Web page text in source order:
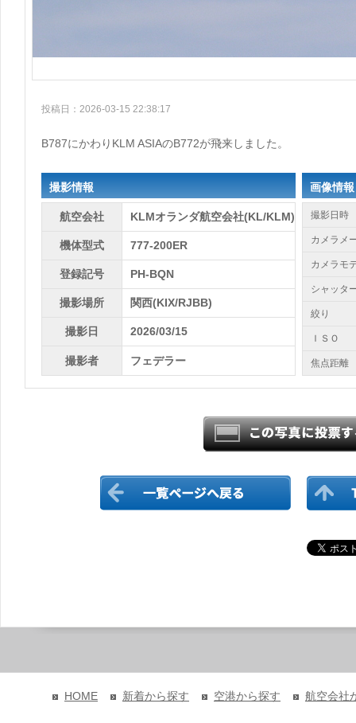
投稿日：2026-03-15 22:38:17
B787にかわりKLM ASIAのB772が飛来しました。
撮影情報
航空会社 KLMオランダ航空会社(KL/KLM)
機体型式 777-200ER
登録記号 PH-BQN
撮影場所 関西(KIX/RJBB)
撮影日 2026/03/15
撮影者 フェデラー
画像情報
撮影日時
カメラメ
カメラモ
シャッタ
絞り
ＩＳＯ
焦点距離
HOME 新着から探す 空港から探す 航空会社